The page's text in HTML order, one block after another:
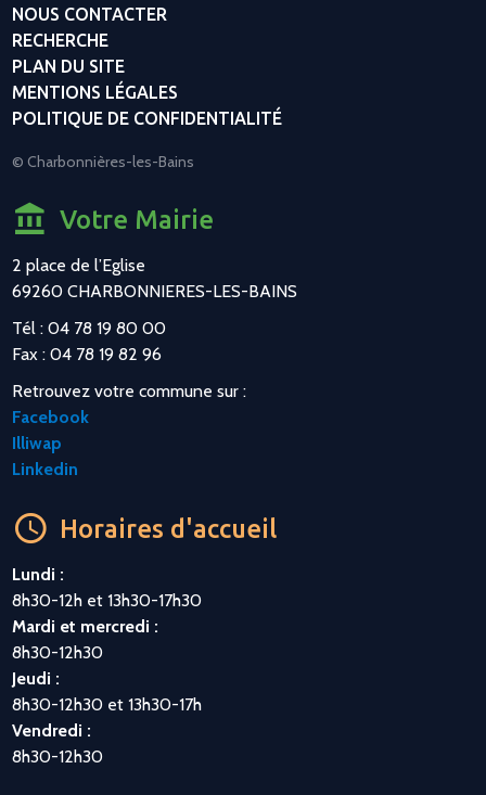
NOUS CONTACTER
RECHERCHE
PLAN DU SITE
MENTIONS LÉGALES
POLITIQUE DE CONFIDENTIALITÉ
© Charbonnières-les-Bains
Votre Mairie
2 place de l’Eglise
69260 CHARBONNIERES-LES-BAINS
Tél : 04 78 19 80 00
Fax : 04 78 19 82 96
Retrouvez votre commune sur :
Facebook
Illiwap
Linkedin
Horaires d'accueil
Lundi :
8h30-12h et 13h30-17h30
Mardi et mercredi :
8h30-12h30
Jeudi :
8h30-12h30 et 13h30-17h
Vendredi :
8h30-12h30